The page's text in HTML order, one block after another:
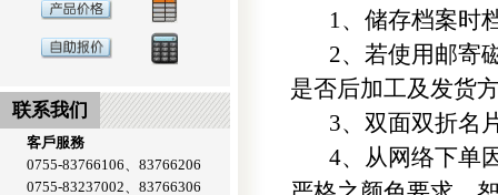
联系我们
客戶服務
0755-83766106、83766206
0755-83237002、83766306
1、储存档案时
2、若使用邮寄磁
是否后加工及发货
3、双面双折名片
4、从网络下单因